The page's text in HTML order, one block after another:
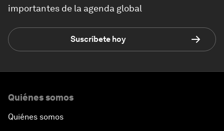
importantes de la agenda global
Suscríbete hoy
Quiénes somos
Quiénes somos